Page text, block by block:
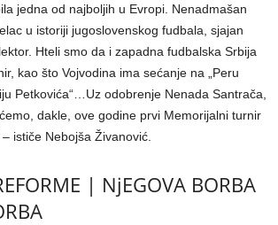
jedna od najboljih u Evropi. Nenadmašan
u istoriji jugoslovenskog fudbala, sjajan
Hteli smo da i zapadna fudbalska Srbija
kao što Vojvodina ima sećanje na „Peru
Petkovića“…Uz odobrenje Nenada Santrača,
dakle, ove godine prvi Memorijalni turnir
– ističe Nebojša Živanović.
| NjEGOVA BORBA